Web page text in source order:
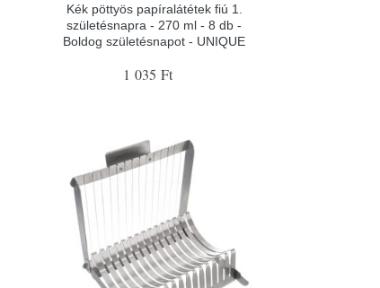
Kék pöttyös papíralátétek fiú 1.
születésnapra - 270 ml - 8 db -
Boldog születésnapot - UNIQUE
1 035 Ft